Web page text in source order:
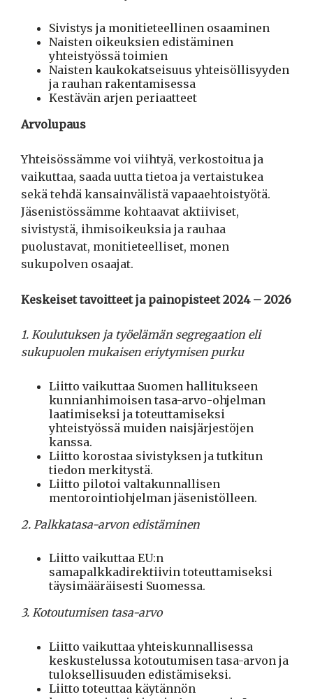
Sivistys ja monitieteellinen osaaminen
Naisten oikeuksien edistäminen
yhteistyössä toimien
Naisten kaukokatseisuus yhteisöllisyyden
ja rauhan rakentamisessa
Kestävän arjen periaatteet
Arvolupaus
Yhteisössämme voi viihtyä, verkostoitua ja
vaikuttaa, saada uutta tietoa ja vertaistukea
sekä tehdä kansainvälistä vapaaehtoistyötä.
Jäsenistössämme kohtaavat aktiiviset,
sivistystä, ihmisoikeuksia ja rauhaa
puolustavat, monitieteelliset, monen
sukupolven osaajat.
Keskeiset tavoitteet ja painopisteet 2024 – 2026
1. Koulutuksen ja työelämän segregaation eli
sukupuolen mukaisen eriytymisen purku
Liitto vaikuttaa Suomen hallitukseen
kunnianhimoisen tasa-arvo-ohjelman
laatimiseksi ja toteuttamiseksi
yhteistyössä muiden naisjärjestöjen
kanssa.
Liitto korostaa sivistyksen ja tutkitun
tiedon merkitystä.
Liitto pilotoi valtakunnallisen
mentorointiohjelman jäsenistölleen.
2. Palkkatasa-arvon edistäminen
Liitto vaikuttaa EU:n
samapalkkadirektiivin toteuttamiseksi
täysimääräisesti Suomessa.
3. Kotoutumisen tasa-arvo
Liitto vaikuttaa yhteiskunnallisessa
keskustelussa kotoutumisen tasa-arvon ja
tuloksellisuuden edistämiseksi.
Liitto toteuttaa käytännön